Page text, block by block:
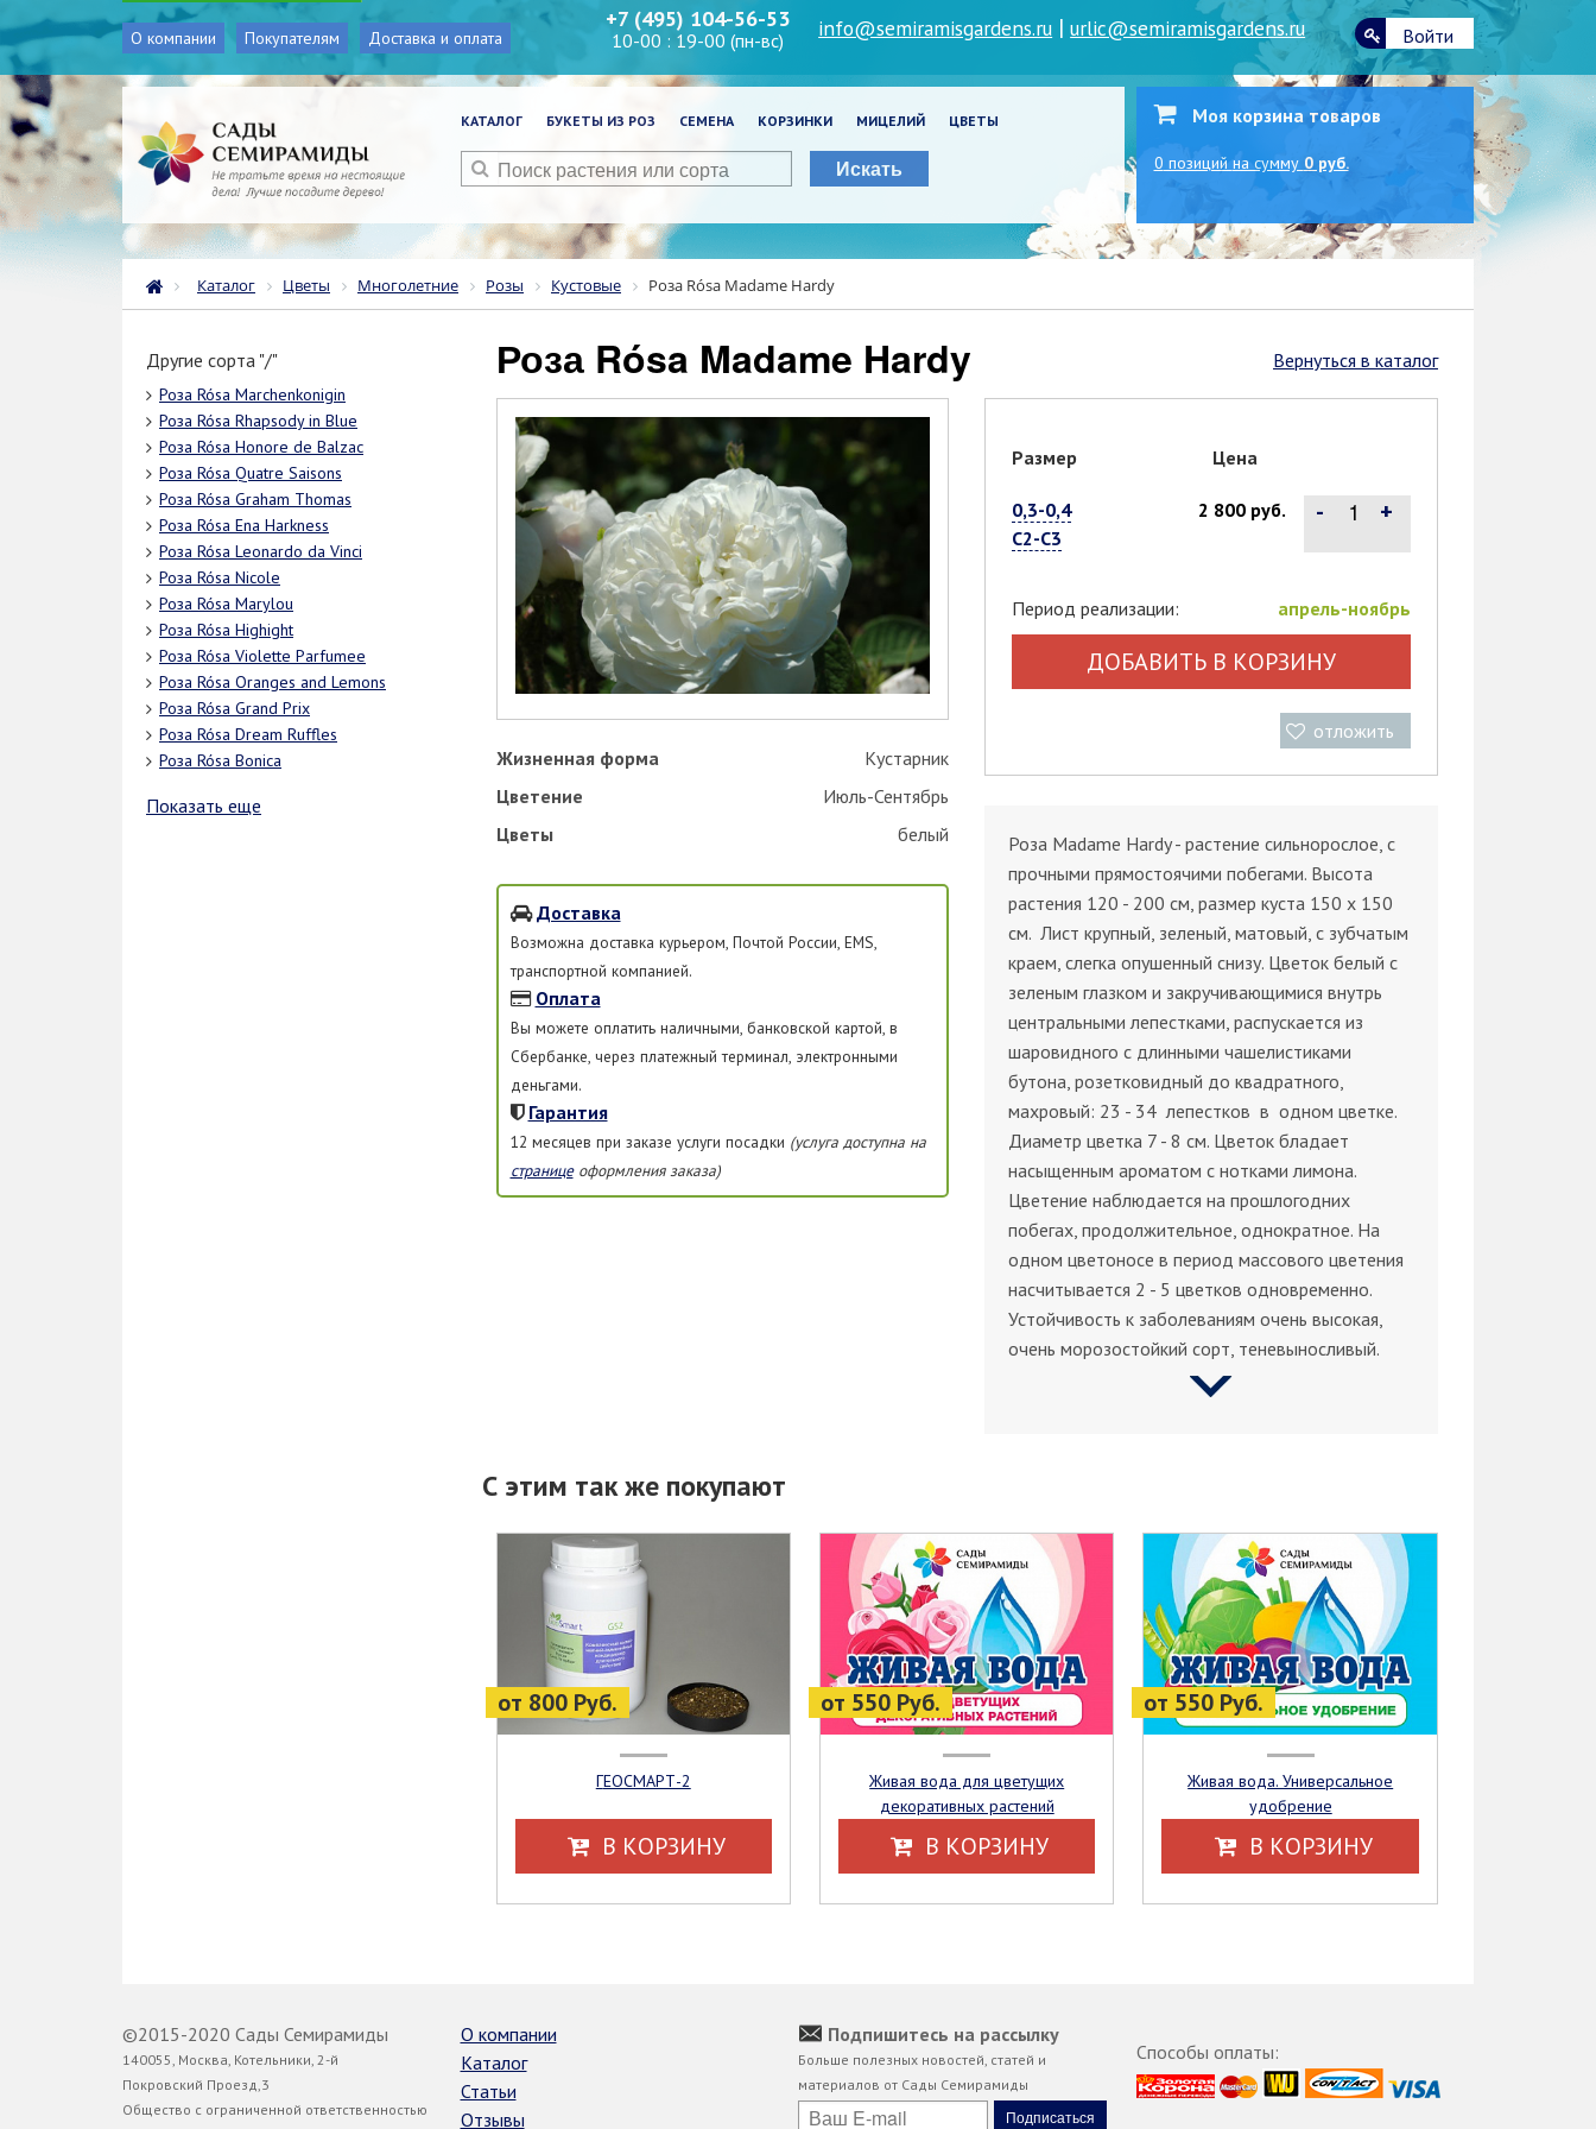
О компании Покупателям Доставка и оплата
+7 (495) 104-56-53
10-00 : 19-00 (пн-вс) info@semiramisgardens.ru |urlic@semiramisgardens.ru Войти
КАТАЛОГ БУКЕТЫ ИЗ РОЗ СЕМЕНА КОРЗИНКИ МИЦЕЛИЙ ЦВЕТЫ
Искать
Моя корзина товаров
0 позиций на сумму 0 руб.
Каталог Цветы Многолетние Розы Кустовые Роза Rósa Madame Hardy
Другие сорта "/"
Роза Rósa Marchenkonigin
Роза Rósa Rhapsody in Blue
Роза Rósa Honore de Balzac
Роза Rósa Quatre Saisons
Роза Rósa Graham Thomas
Роза Rósa Ena Harkness
Роза Rósa Leonardo da Vinci
Роза Rósa Nicole
Роза Rósa Marylou
Роза Rósa Highight
Роза Rósa Violette Parfumee
Роза Rósa Oranges and Lemons
Роза Rósa Grand Prix
Роза Rósa Dream Ruffles
Роза Rósa Bonica
Показать еще
Вернуться в каталог
Роза Rósa Madame Hardy
Жизненная форма
Кустарник
Цветение
Июль-Сентябрь
Цветы
белый
Доставка
Возможна доставка курьером, Почтой России, EMS,
транспортной компанией.
Оплата
Вы можете оплатить наличными, банковской картой, в
Сбербанке, через платежный терминал, электронными
деньгами.
Гарантия
12 месяцев при заказе услуги посадки (услуга доступна на
страницеоформления заказа)
Размер Цена
0,3-0,4
С2-С3
2 800 руб. - +
Период реализации: апрель-ноябрь
ДОБАВИТЬ В КОРЗИНУ
отложить
Роза Madame Hardy - растение сильнорослое, с
прочными прямостоячими побегами. Высота
растения 120 - 200 см, размер куста 150 х 150
см. Лист крупный, зеленый, матовый, с зубчатым
краем, слегка опушенный снизу. Цветок белый с
зеленым глазком и закручивающимися внутрь
центральными лепестками, распускается из
шаровидного с длинными чашелистиками
бутона, розетковидный до квадратного,
махровый: 23 - 34 лепестков в одном цветке.
Диаметр цветка 7 - 8 см. Цветок бладает
насыщенным ароматом с нотками лимона.
Цветение наблюдается на прошлогодних
побегах, продолжительное, однократное. На
одном цветоносе в период массового цветения
насчитывается 2 - 5 цветков одновременно.
Устойчивость к заболеваниям очень высокая,
очень морозостойкий сорт, теневыносливый.
С этим так же покупают
от 800 Руб.
ГЕОСМАРТ-2
В КОРЗИНУ
от 550 Руб.
Живая вода для цветущих
декоративных растений
В КОРЗИНУ
от 550 Руб.
Живая вода. Универсальное
удобрение
В КОРЗИНУ
©2015-2020 Сады Семирамиды
140055, Москва, Котельники, 2-й
Покровский Проезд,3
Общество с ограниченной ответственностью
О компании
Каталог
Статьи
Отзывы
Подпишитесь на рассылку
Больше полезных новостей, статей и
материалов от Сады Семирамиды
Способы оплаты: